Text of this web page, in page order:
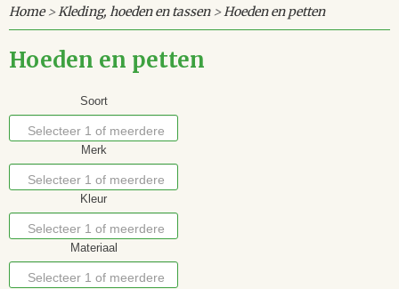
Home>Kleding, hoeden en tassen>Hoeden en petten
Hoeden en petten
Soort
Selecteer 1 of meerdere
opties
Merk
Selecteer 1 of meerdere
opties
Kleur
Selecteer 1 of meerdere
opties
Materiaal
Selecteer 1 of meerdere